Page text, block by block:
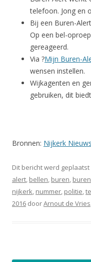
telefoon. Jong en
Bij een Buren-
Op een bel-
gereageerd.
Via ?Mijn Buren-
wensen instellen.
Wijkagenten en
gebruiken, dit
Bronnen: Nijkerk Nieuws
Dit bericht werd geplaatst
alert bellen buren
nijkerk nummer politie
2016 doorArnout de Vries